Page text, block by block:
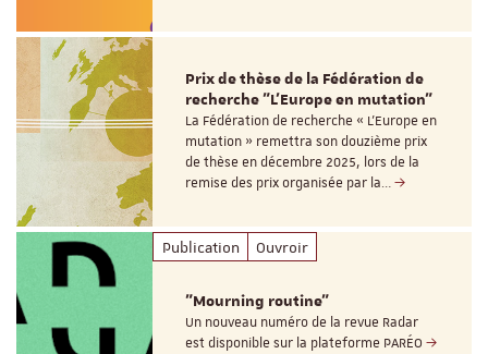
Prix de thèse de la Fédération de
recherche "L’Europe en mutation"
La Fédération de recherche « L’Europe en
mutation » remettra son douzième prix
de thèse en décembre 2025, lors de la
remise des prix organisée par la…
Publication Ouvroir
"Mourning routine"
Un nouveau numéro de la revue Radar
est disponible sur la plateforme PARÉO